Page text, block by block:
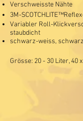
Verschweisste Nähte
3M-
Variabler Roll-
staubdicht
schwarz-weiss,
Grösse: 20 - 30 Liter, 40